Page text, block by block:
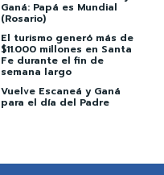
Ganá: Papá es Mundial
(Rosario)
El turismo generó más de
$11.000 millones en Santa
Fe durante el fin de
semana largo
Vuelve Escaneá y Ganá
para el día del Padre